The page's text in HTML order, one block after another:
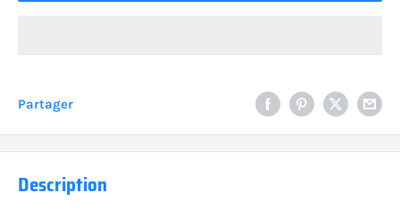
Partager
Description